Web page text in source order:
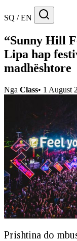
SQ / EN
“Sunny Hill
Lipa hap
madhështore
Nga Class• 1 August
Prishtina do